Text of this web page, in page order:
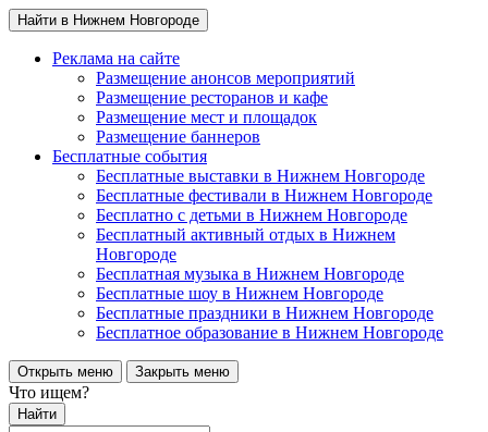
Найти в Нижнем Новгороде
Реклама на сайте
Размещение анонсов мероприятий
Размещение ресторанов и кафе
Размещение мест и площадок
Размещение баннеров
Бесплатные события
Бесплатные выставки в Нижнем Новгороде
Бесплатные фестивали в Нижнем Новгороде
Бесплатно с детьми в Нижнем Новгороде
Бесплатный активный отдых в Нижнем
Новгороде
Бесплатная музыка в Нижнем Новгороде
Бесплатные шоу в Нижнем Новгороде
Бесплатные праздники в Нижнем Новгороде
Бесплатное образование в Нижнем Новгороде
Открыть меню Закрыть меню
Что ищем?
Найти